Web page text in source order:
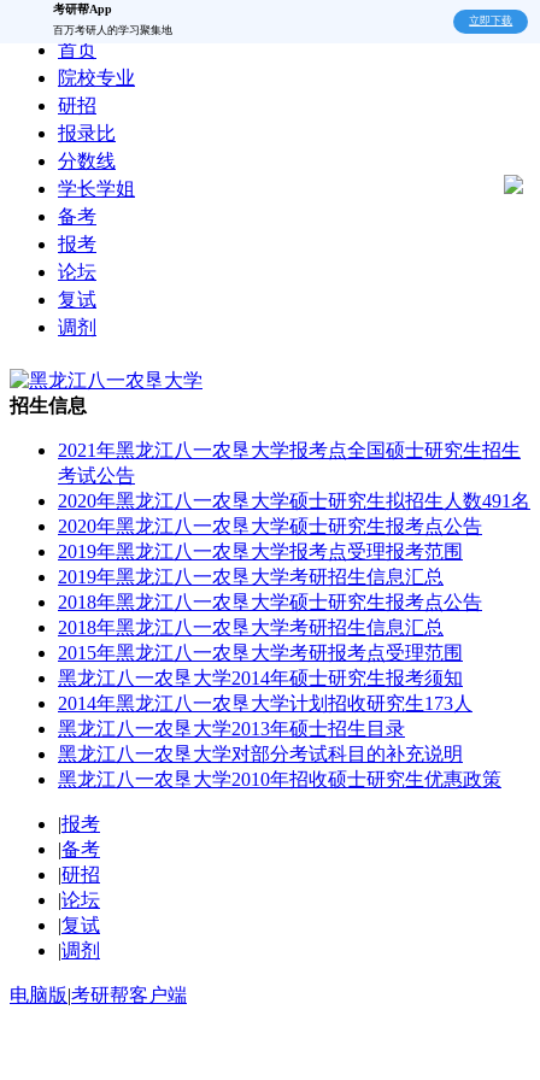
考研帮App
百万考研人的学习聚集地
立即下载
首页
院校专业
研招
报录比
分数线
学长学姐
备考
报考
论坛
复试
调剂
招生信息
2021年黑龙江八一农垦大学报考点全国硕士研究生招生
考试公告
2020年黑龙江八一农垦大学硕士研究生拟招生人数491名
2020年黑龙江八一农垦大学硕士研究生报考点公告
2019年黑龙江八一农垦大学报考点受理报考范围
2019年黑龙江八一农垦大学考研招生信息汇总
2018年黑龙江八一农垦大学硕士研究生报考点公告
2018年黑龙江八一农垦大学考研招生信息汇总
2015年黑龙江八一农垦大学考研报考点受理范围
黑龙江八一农垦大学2014年硕士研究生报考须知
2014年黑龙江八一农垦大学计划招收研究生173人
黑龙江八一农垦大学2013年硕士招生目录
黑龙江八一农垦大学对部分考试科目的补充说明
黑龙江八一农垦大学2010年招收硕士研究生优惠政策
|报考
|备考
|研招
|论坛
|复试
|调剂
电脑版|考研帮客户端